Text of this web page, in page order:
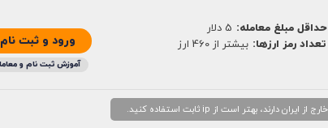
حداقل مبلغ معامله: 5 دلار
تعداد رمز ارزها: بیشتر از 460 ارز ورود و ثبت نام
آموزش ثبت نام و